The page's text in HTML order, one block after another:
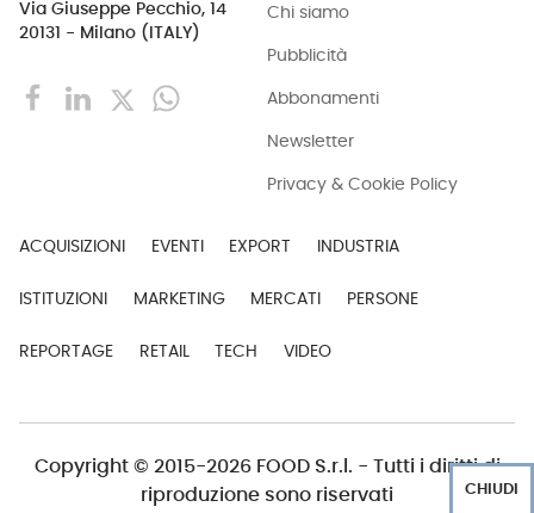
Via Giuseppe Pecchio, 14
20131 - Milano (ITALY)
Chi siamo
Pubblicità
Abbonamenti
Newsletter
Privacy & Cookie Policy
ACQUISIZIONI EVENTI EXPORT INDUSTRIA
ISTITUZIONI MARKETING MERCATI PERSONE
REPORTAGE RETAIL TECH VIDEO
Copyright © 2015-2026 FOOD S.r.l. - Tutti i diritti di
riproduzione sono riservati
CHIUDI